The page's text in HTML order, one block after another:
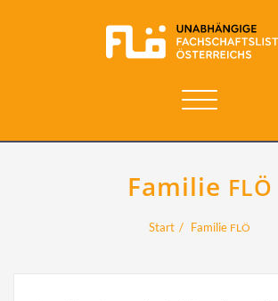
Navigation
Familie FLÖ
Start Familie FLÖ